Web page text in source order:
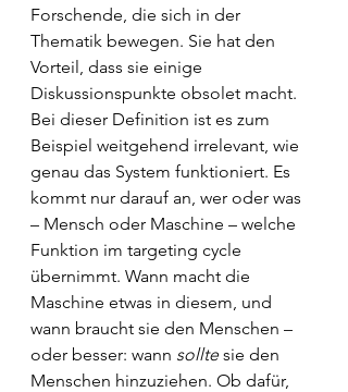
Forschende, die sich in der
Thematik bewegen. Sie hat den
Vorteil, dass sie einige
Diskussionspunkte obsolet macht.
Bei dieser Definition ist es zum
Beispiel weitgehend irrelevant, wie
genau das System funktioniert. Es
kommt nur darauf an, wer oder was
– Mensch oder Maschine – welche
Funktion im targeting cycle
übernimmt. Wann macht die
Maschine etwas in diesem, und
wann braucht sie den Menschen –
oder besser: wann sollte sie den
Menschen hinzuziehen. Ob dafür,